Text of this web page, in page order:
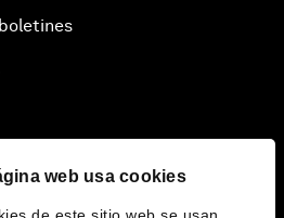
web usa cookies